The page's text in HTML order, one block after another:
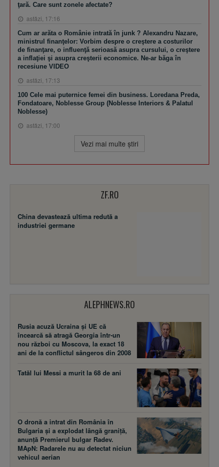
ţară. Care sunt zonele afectate?
astăzi, 17:16
Cum ar arăta o Românie intrată în junk ? Alexandru Nazare,
ministrul finanţelor: Vorbim despre o creştere a costurilor
de finanţare, o influenţă serioasă asupra cursului, o creştere
a inflaţiei şi asupra creşterii economice. Ne-ar băga în
recesiune VIDEO
astăzi, 17:13
100 Cele mai puternice femei din business. Loredana Preda,
Fondatoare, Noblesse Group (Noblesse Interiors & Palatul
Noblesse)
astăzi, 17:00
Vezi mai multe ştiri
ZF.RO
China devastează ultima redută a
industriei germane
ALEPHNEWS.RO
Rusia acuză Ucraina şi UE că
încearcă să atragă Georgia într-un
nou război cu Moscova, la exact 18
ani de la conflictul sângeros din 2008
Tatăl lui Messi a murit la 68 de ani
O dronă a intrat din România în
Bulgaria și a explodat lângă graniță,
anunță Premierul bulgar Radev.
MApN: Radarele nu au detectat niciun
vehicul aerian